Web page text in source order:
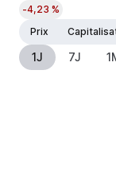
-4,23 %
Prix
1J 7J